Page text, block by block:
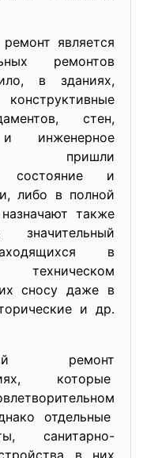
является
ремонтов
в зданиях,
стен,
инженерное
пришли
состояние и
либо в полной
также
в
техническом
сносу даже в
и др.
ремонт
которые
отдельные
санитарно-
в них